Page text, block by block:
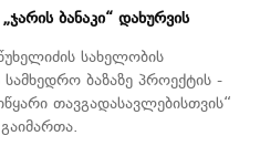
ბანაკი“ დახურვის
სახელობის
სამხედრო ბაზაზე პროექტის -
თავგადასავლებისთვის“